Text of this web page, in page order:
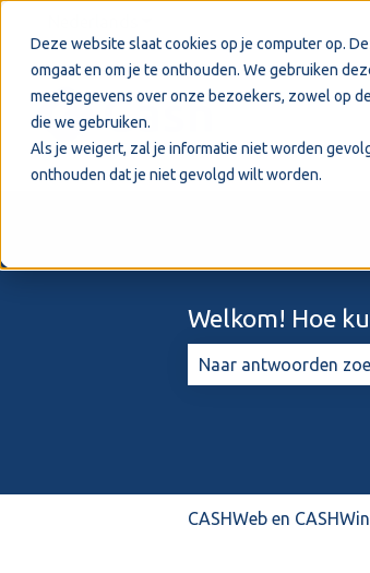
Deze website slaat cookies op je computer op.
omgaat en om je te onthouden. We gebruiken
meetgegevens over onze bezoekers, zowel op
die we gebruiken.
Als je weigert, zal je informatie niet worden
onthouden dat je niet gevolgd wilt worden.
Welkom! Hoe
CASHWeb en CASHWin